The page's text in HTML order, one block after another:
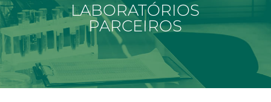
LABORATÓRIOS
PARCEIROS